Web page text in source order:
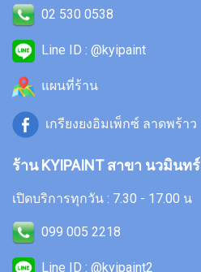
02 530 0538
Line ID : @kyipaint
แผนที่ร้าน
เกรียงยงอิมเพ็กซ์ ลาดพร้าว
ร้าน KYIPAINT สาขา นวมินทร์
เปิดบริการทุกวัน : 7.30 - 17.00 น
099 005 2218
Line ID : @kyipaint2